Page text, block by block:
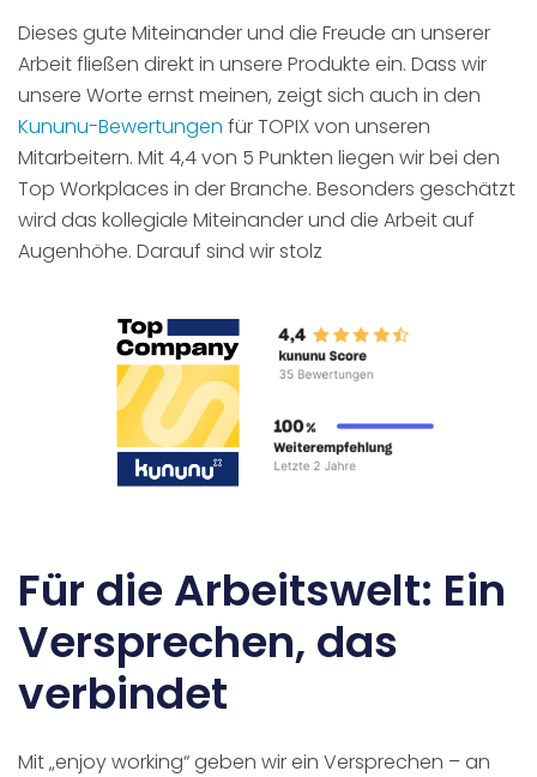
Dieses gute Miteinander und die Freude an unserer
Arbeit fließen direkt in unsere Produkte ein.Dass wir
unsere Worte ernst meinen, zeigt sich auch in den
Kununu-Bewertungen für TOPIX von unseren
Mitarbeitern. Mit 4,4 von 5 Punkten liegen wir bei den
Top Workplaces in der Branche. Besonders geschätzt
wird das kollegiale Miteinander und die Arbeit auf
Augenhöhe. Darauf sind wir stolz
Für die Arbeitswelt: Ein
Versprechen, das
verbindet
Mit „enjoy working“ geben wir ein Versprechen – an